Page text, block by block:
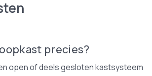
precies?
open of deels gesloten kastsysteem